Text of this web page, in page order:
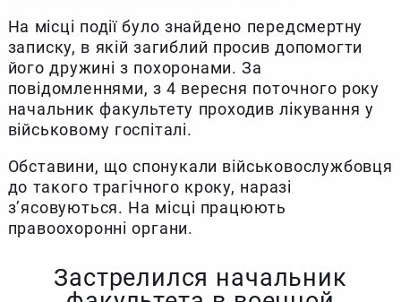
На місці події було знайдено передсмертну
записку, в якій загиблий просив допомогти
його дружині з похоронами. За
повідомленнями, з 4 вересня поточного року
начальник факультету проходив лікування у
військовому госпіталі.
Обставини, що спонукали військовослужбовця
до такого трагічного кроку, наразі
з’ясовуються. На місці працюють
правоохоронні органи.
Застрелился начальник